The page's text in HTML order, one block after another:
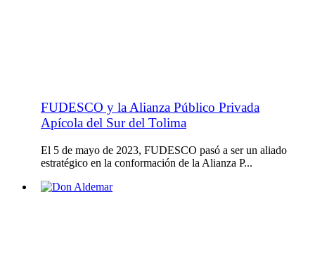
FUDESCO y la Alianza Público Privada
Apícola del Sur del Tolima
El 5 de mayo de 2023, FUDESCO pasó a ser un aliado
estratégico en la conformación de la Alianza P...